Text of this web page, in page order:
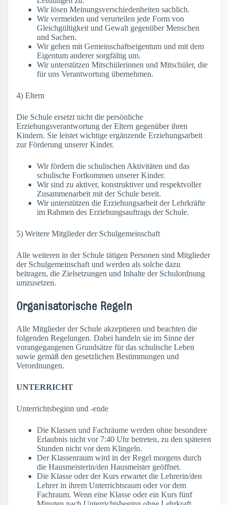
Wir lösen Meinungsverschiedenheiten sachlich.
Wir vermeiden und verurteilen jede Form von
Gleichgültigkeit und Gewalt gegenüber Menschen
und Sachen.
Wir gehen mit Gemeinschaftseigentum und mit dem
Eigentum anderer sorgfältig um.
Wir unterstützen Mitschülerinnen und Mitschüler, die
für uns Verantwortung übernehmen.
4) Eltern
Die Schule ersetzt nicht die persönliche
Erziehungsverantwortung der Eltern gegenüber ihren
Kindern. Sie leistet wichtige ergänzende Erziehungsarbeit
zur Förderung unserer Kinder.
Wir fördern die schulischen Aktivitäten und das
schulische Fortkommen unserer Kinder.
Wir sind zu aktiver, konstruktiver und respektvoller
Zusammenarbeit mit der Schule bereit.
Wir unterstützen die Erziehungsarbeit der Lehrkräfte
im Rahmen des Erziehungsauftrags der Schule.
5) Weitere Mitglieder der Schulgemeinschaft
Alle weiteren in der Schule tätigen Personen sind Mitglieder
der Schulgemeinschaft und werden als solche dazu
beitragen, die Zielsetzungen und Inhalte der Schulordnung
umzusetzen.
Organisatorische Regeln
Alle Mitglieder der Schule akzeptieren und beachten die
folgenden Regelungen. Dabei handeln sie im Sinne der
vorangegangenen Grundsätze für das schulische Leben
sowie gemäß den gesetzlichen Bestimmungen und
Verordnungen.
UNTERRICHT
Unterrichtsbeginn und -ende
Die Klassen und Fachräume werden ohne besondere
Erlaubnis nicht vor 7:40 Uhr betreten, zu den späteren
Stunden nicht vor dem Klingeln.
Der Klassenraum wird in der Regel morgens durch
die Hausmeisterin/den Hausmeister geöffnet.
Die Klasse oder der Kurs erwartet die Lehrerin/den
Lehrer in ihrem Unterrichtsraum oder vor dem
Fachraum. Wenn eine Klasse oder ein Kurs fünf